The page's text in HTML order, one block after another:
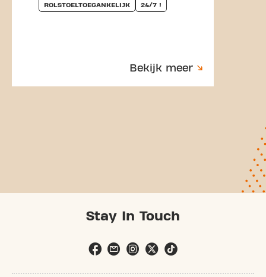
ROLSTOELTOEGANKELIJK 24/7 !
Bekijk meer
Stay In Touch